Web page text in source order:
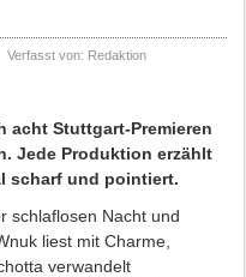
Verfasst von: Redaktion
acht Stuttgart-Premieren
Jede Produktion erzählt
scharf und pointiert.
schlaflosen Nacht und
liest mit Charme,
verwandelt